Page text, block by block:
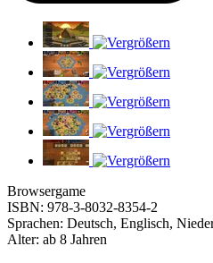
Browsergame
ISBN: 978-3-8032-8354-2
Sprachen: Deutsch, Englisch,
Alter: ab 8 Jahren